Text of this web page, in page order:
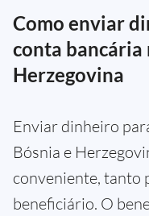
Como enviar
conta bancária
Herzegovina
Enviar dinheiro
Bósnia e
conveniente, tanto
beneficiário. O